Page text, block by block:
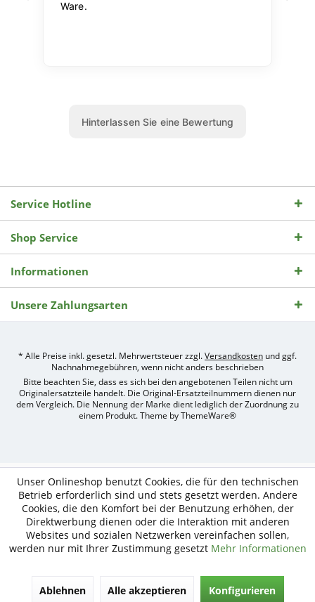
Service Hotline
Shop Service
Informationen
Unsere Zahlungsarten
* Alle Preise inkl. gesetzl. Mehrwertsteuer zzgl.Versandkosten und ggf.
Nachnahmegebühren, wenn nicht anders beschrieben
Bitte beachten Sie, dass es sich bei den angebotenen Teilen nicht um
Originalersatzteile handelt. Die Original-Ersatzteilnummern dienen nur
dem Vergleich. Die Nennung der Marke dient lediglich der Zuordnung zu
einem Produkt. Theme byThemeWare®
Shops
durch
nitio
mediasign,
Ihre
Unser Onlineshop benutzt Cookies, die für den technischen
Betrieb erforderlich sind und stets gesetzt werden. Andere
Cookies, die den Komfort bei der Benutzung erhöhen, der
Direktwerbung dienen oder die Interaktion mit anderen
Websites und sozialen Netzwerken vereinfachen sollen,
werden nur mit Ihrer Zustimmung gesetzt Mehr Informationen
Ablehnen Alle akzeptieren Konfigurieren